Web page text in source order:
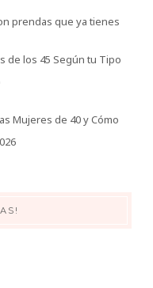
prendas que ya tienes
de los 45 Según tu Tipo
Mujeres de 40 y Cómo